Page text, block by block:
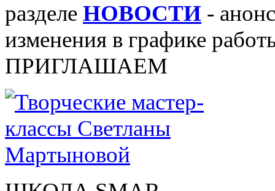
разделе НОВОСТИ -
изменения в графике
ПРИГЛАШАЕМ